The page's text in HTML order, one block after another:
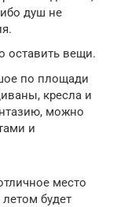
душ не
оставить вещи.
по площади
кресла и
можно
и
место
будет